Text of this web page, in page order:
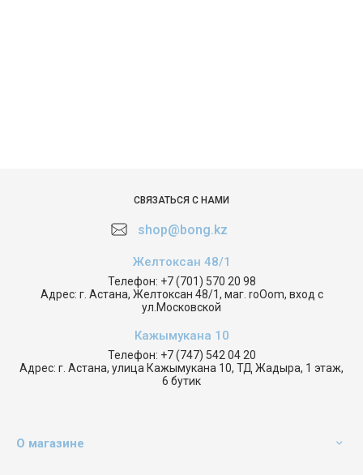
СВЯЗАТЬСЯ С НАМИ
shop@bong.kz
Желтоксан 48/1
Телефон: +7 (701) 570 20 98
Адрес: г. Астана, Желтоксан 48/1, маг. roOom, вход с
ул.Московской
Кажымукана 10
Телефон: +7 (747) 542 04 20
Адрес: г. Астана, улица Кажымукана 10, ТД Жадыра, 1 этаж,
6 бутик
О магазине